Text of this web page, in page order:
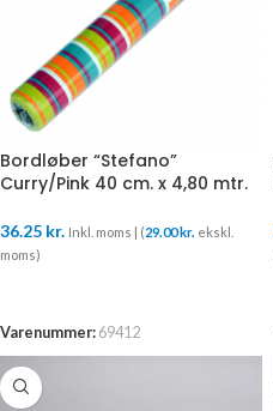
Bordløber “Stefano”
Curry/Pink 40 cm. x 4,80 mtr.
36.25 kr. Inkl. moms | (29.00kr. ekskl.
moms)
Varenummer: 69412